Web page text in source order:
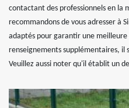
contactant des professionnels en la
recommandons de vous adresser à
adaptés pour garantir une meilleure
renseignements supplémentaires,
Veuillez aussi noter qu'il établit un